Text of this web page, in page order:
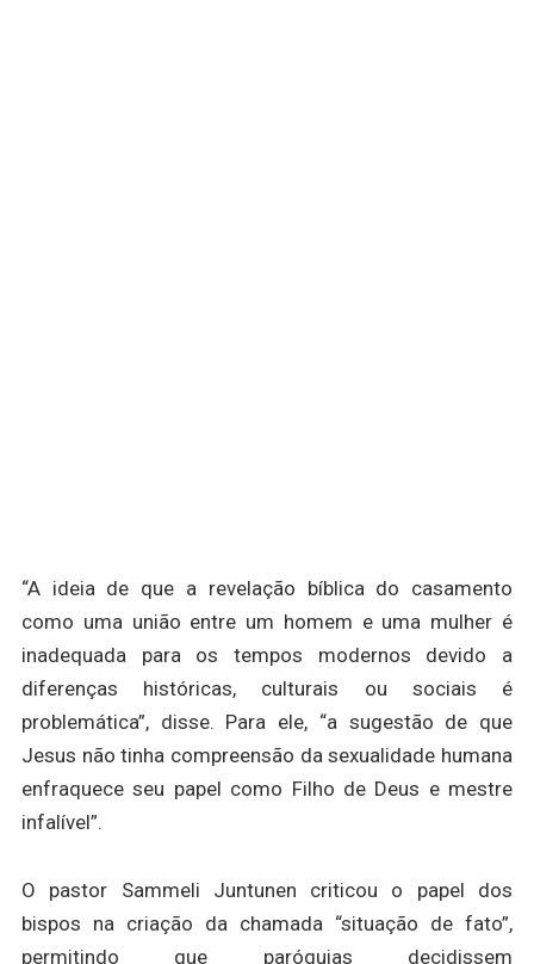
“A ideia de que a revelação bíblica do casamento
como uma união entre um homem e uma mulher é
inadequada para os tempos modernos devido a
diferenças históricas, culturais ou sociais é
problemática”, disse. Para ele, “a sugestão de que
Jesus não tinha compreensão da sexualidade humana
enfraquece seu papel como Filho de Deus e mestre
infalível”.
O pastor Sammeli Juntunen criticou o papel dos
bispos na criação da chamada “situação de fato”,
permitindo que paróquias decidissem